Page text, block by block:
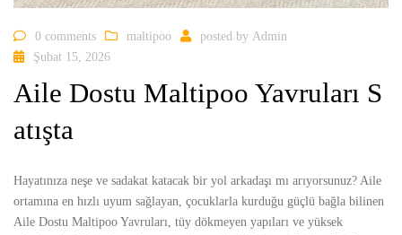
0 comments maltipoo posted by Admin
Şubat 15, 2026
Aile Dostu Maltipoo Yavruları S
atışta
Hayatınıza neşe ve sadakat katacak bir yol arkadaşı mı arıyorsunuz? Aile
ortamına en hızlı uyum sağlayan, çocuklarla kurduğu güçlü bağla bilinen
Aile Dostu Maltipoo Yavruları, tüy dökmeyen yapıları ve yüksek